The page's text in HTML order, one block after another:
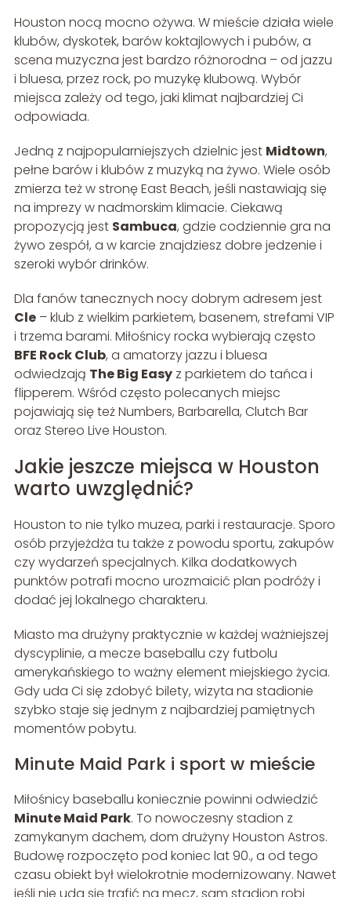
Houston nocą mocno ożywa. W mieście działa wiele
klubów, dyskotek, barów koktajlowych i pubów, a
scena muzyczna jest bardzo różnorodna – od jazzu
i bluesa, przez rock, po muzykę klubową. Wybór
miejsca zależy od tego, jaki klimat najbardziej Ci
odpowiada.
Jedną z najpopularniejszych dzielnic jest Midtown,
pełne barów i klubów z muzyką na żywo. Wiele osób
zmierza też w stronę East Beach, jeśli nastawiają się
na imprezy w nadmorskim klimacie. Ciekawą
propozycją jest Sambuca, gdzie codziennie gra na
żywo zespół, a w karcie znajdziesz dobre jedzenie i
szeroki wybór drinków.
Dla fanów tanecznych nocy dobrym adresem jest
Cle– klub z wielkim parkietem, basenem, strefami VIP
i trzema barami. Miłośnicy rocka wybierają często
BFE Rock Club, a amatorzy jazzu i bluesa
odwiedzają The Big Easyz parkietem do tańca i
flipperem. Wśród często polecanych miejsc
pojawiają się też Numbers, Barbarella, Clutch Bar
oraz Stereo Live Houston.
Jakie jeszcze miejsca w Houston
warto uwzględnić?
Houston to nie tylko muzea, parki i restauracje. Sporo
osób przyjeżdża tu także z powodu sportu, zakupów
czy wydarzeń specjalnych. Kilka dodatkowych
punktów potrafi mocno urozmaicić plan podróży i
dodać jej lokalnego charakteru.
Miasto ma drużyny praktycznie w każdej ważniejszej
dyscyplinie, a mecze baseballu czy futbolu
amerykańskiego to ważny element miejskiego życia.
Gdy uda Ci się zdobyć bilety, wizyta na stadionie
szybko staje się jednym z najbardziej pamiętnych
momentów pobytu.
Minute Maid Park i sport w mieście
Miłośnicy baseballu koniecznie powinni odwiedzić
Minute Maid Park. To nowoczesny stadion z
zamykanym dachem, dom drużyny Houston Astros.
Budowę rozpoczęto pod koniec lat 90., a od tego
czasu obiekt był wielokrotnie modernizowany. Nawet